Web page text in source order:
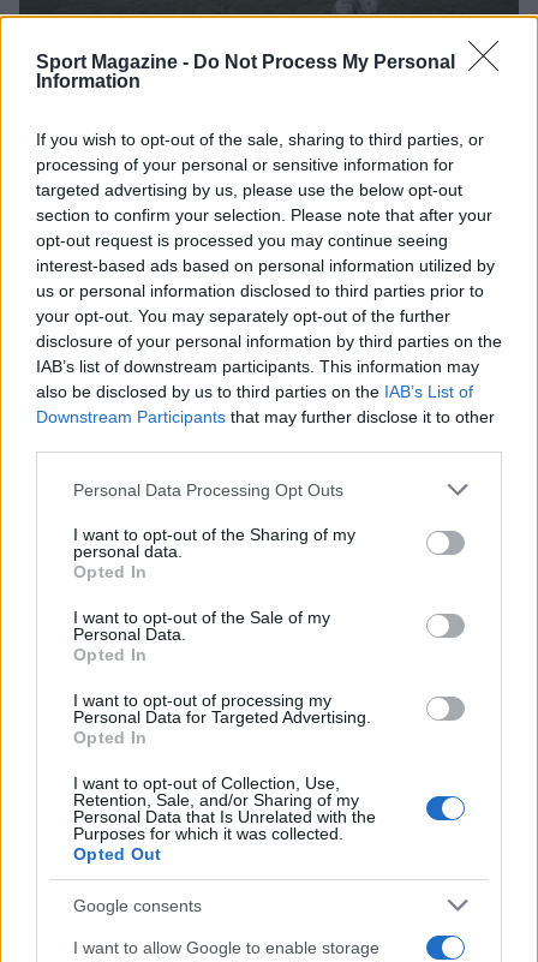
Sport Magazine - Do Not Process My Personal
Information
If you wish to opt-out of the sale, sharing to third parties, or
processing of your personal or sensitive information for
targeted advertising by us, please use the below opt-out
section to confirm your selection. Please note that after your
opt-out request is processed you may continue seeing
interest-based ads based on personal information utilized by
us or personal information disclosed to third parties prior to
your opt-out. You may separately opt-out of the further
disclosure of your personal information by third parties on the
IAB’s list of downstream participants. This information may
also be disclosed by us to third parties on the IAB’s List of
Downstream Participants that may further disclose it to other
Please note that this website/app uses one or more Google
not limited to your visit or usage behaviour. You may click to
grant or deny consent to Google and its third-party tags to
use your data for below specified purposes in below Google
consent section.
Personal Data Processing Opt Outs
I want to opt-out of the Sharing of my
personal data.
Opted In
I want to opt-out of the Sale of my
Personal Data.
Opted In
I want to opt-out of processing my
Personal Data for Targeted Advertising.
Opted In
I want to opt-out of Collection, Use,
Retention, Sale, and/or Sharing of my
Personal Data that Is Unrelated with the
Purposes for which it was collected.
Opted Out
Google consents
I want to allow Google to enable storage
Leonardo Bovio: il giovane difensore nerazzurro che
ha impressionato contro la Juventus
Ilaria Mauri · 9 Ago 2026
BASKET
NBA Europe: l’impatto economico e gli investitori per
Ilaria Mauri · 9 Ago 2026
PIÙ LETTI
Nazionale italiana di basket: ritiro a Folgaria e
amichevoli a Trento
FIBA U16 EuroBasket 2026: la formazione italiana e le
partite da seguire
Formula e date dei campionati regionali di basket nelle
Marche